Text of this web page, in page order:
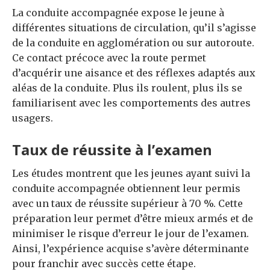
La conduite accompagnée expose le jeune à
différentes situations de circulation, qu’il s’agisse
de la conduite en agglomération ou sur autoroute.
Ce contact précoce avec la route permet
d’acquérir une aisance et des réflexes adaptés aux
aléas de la conduite. Plus ils roulent, plus ils se
familiarisent avec les comportements des autres
usagers.
Taux de réussite à l’examen
Les études montrent que les jeunes ayant suivi la
conduite accompagnée obtiennent leur permis
avec un taux de réussite supérieur à 70 %. Cette
préparation leur permet d’être mieux armés et de
minimiser le risque d’erreur le jour de l’examen.
Ainsi, l’expérience acquise s’avère déterminante
pour franchir avec succès cette étape.